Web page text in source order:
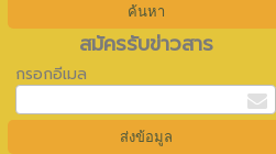
สมัครรับข่าวสาร
กรอกอีเมล